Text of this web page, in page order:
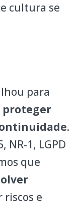
cultura se
para
proteger
.
LGPD
que
riscos e